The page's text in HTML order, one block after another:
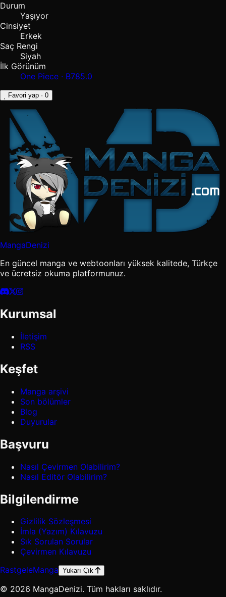
Durum
Yaşıyor
Cinsiyet
Erkek
Saç Rengi
Siyah
İlk Görünüm
One Piece · B785.0
Favori yap · 0
MangaDenizi
En güncel manga ve webtoonları yüksek kalitede, Türkçe
ve ücretsiz okuma platformunuz.
Kurumsal
İletişim
RSS
Keşfet
Manga arşivi
Son bölümler
Blog
Duyurular
Başvuru
Nasıl Çevirmen Olabilirim?
Nasıl Editör Olabilirim?
Bilgilendirme
Gizlilik Sözleşmesi
İmla (Yazım) Kılavuzu
Sık Sorulan Sorular
Çevirmen Kılavuzu
RastgeleManga Yukarı Çık
© 2026 MangaDenizi. Tüm hakları saklıdır.